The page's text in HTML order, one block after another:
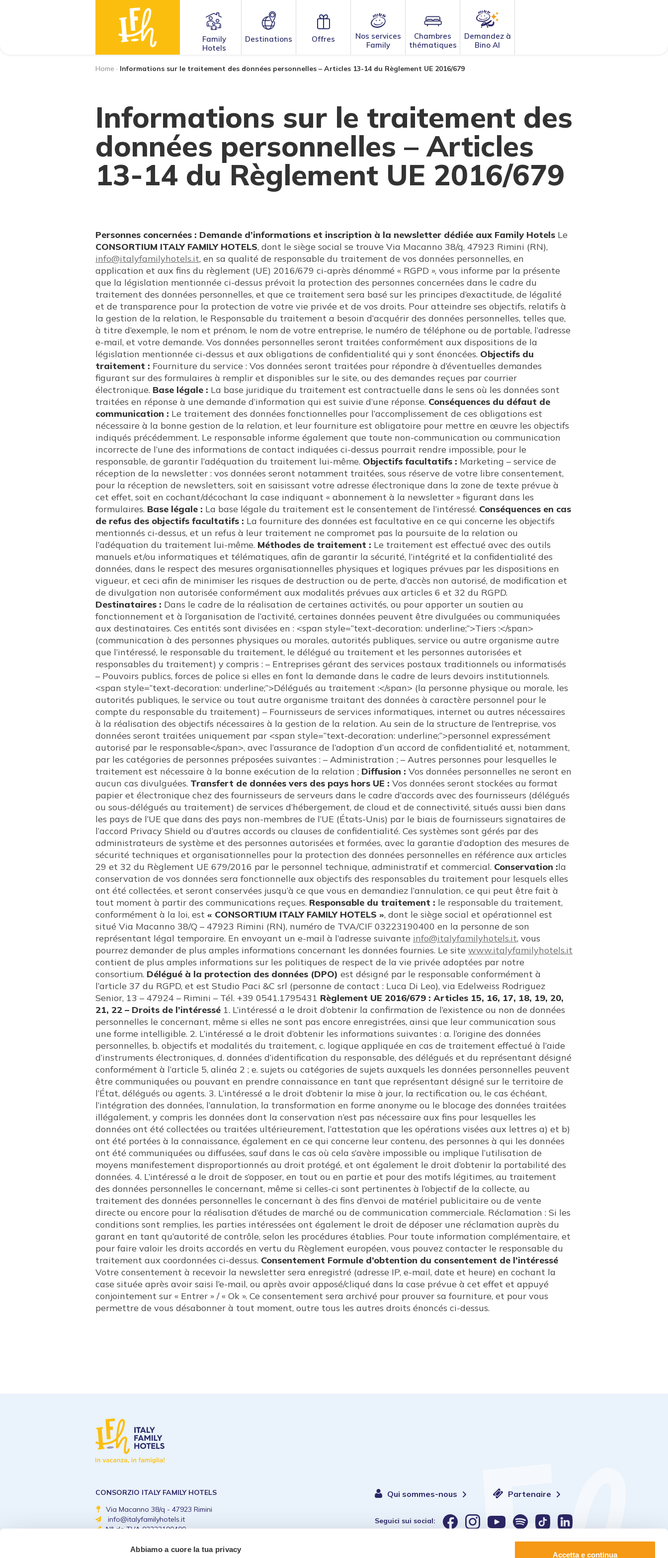
Abbiamo a cuore la tua privacy
Accetta e continua
Family
Hotels
Destinations Offres
Nos services
Family
Chambres
thématiques
Demandez à
Bino AI
Home · Informations sur le traitement des données personnelles – Articles 13-14 du Règlement UE 2016/679
Informations sur le traitement des
données personnelles – Articles
13-14 du Règlement UE 2016/679
Personnes concernées : Demande d’informations et inscription à la newsletter dédiée aux Family Hotels Le
CONSORTIUM ITALY FAMILY HOTELS, dont le siège social se trouve Via Macanno 38/q, 47923 Rimini (RN),
info@italyfamilyhotels.it, en sa qualité de responsable du traitement de vos données personnelles, en
application et aux fins du règlement (UE) 2016/679 ci-après dénommé « RGPD », vous informe par la présente
que la législation mentionnée ci-dessus prévoit la protection des personnes concernées dans le cadre du
traitement des données personnelles, et que ce traitement sera basé sur les principes d’exactitude, de légalité
et de transparence pour la protection de votre vie privée et de vos droits. Pour atteindre ses objectifs, relatifs à
la gestion de la relation, le Responsable du traitement a besoin d’acquérir des données personnelles, telles que,
à titre d’exemple, le nom et prénom, le nom de votre entreprise, le numéro de téléphone ou de portable, l’adresse
e-mail, et votre demande. Vos données personnelles seront traitées conformément aux dispositions de la
législation mentionnée ci-dessus et aux obligations de confidentialité qui y sont énoncées. Objectifs du
traitement : Fourniture du service : Vos données seront traitées pour répondre à d’éventuelles demandes
figurant sur des formulaires à remplir et disponibles sur le site, ou des demandes reçues par courrier
électronique. Base légale : La base juridique du traitement est contractuelle dans le sens où les données sont
traitées en réponse à une demande d’information qui est suivie d’une réponse. Conséquences du défaut de
communication : Le traitement des données fonctionnelles pour l’accomplissement de ces obligations est
nécessaire à la bonne gestion de la relation, et leur fourniture est obligatoire pour mettre en œuvre les objectifs
indiqués précédemment. Le responsable informe également que toute non-communication ou communication
incorrecte de l’une des informations de contact indiquées ci-dessus pourrait rendre impossible, pour le
responsable, de garantir l’adéquation du traitement lui-même. Objectifs facultatifs : Marketing – service de
réception de la newsletter : vos données seront notamment traitées, sous réserve de votre libre consentement,
pour la réception de newsletters, soit en saisissant votre adresse électronique dans la zone de texte prévue à
cet effet, soit en cochant/décochant la case indiquant « abonnement à la newsletter » figurant dans les
formulaires. Base légale : La base légale du traitement est le consentement de l’intéressé. Conséquences en cas
de refus des objectifs facultatifs : La fourniture des données est facultative en ce qui concerne les objectifs
mentionnés ci-dessus, et un refus à leur traitement ne compromet pas la poursuite de la relation ou
l’adéquation du traitement lui-même. Méthodes de traitement : Le traitement est effectué avec des outils
manuels et/ou informatiques et télématiques, afin de garantir la sécurité, l’intégrité et la confidentialité des
données, dans le respect des mesures organisationnelles physiques et logiques prévues par les dispositions en
vigueur, et ceci afin de minimiser les risques de destruction ou de perte, d’accès non autorisé, de modification et
de divulgation non autorisée conformément aux modalités prévues aux articles 6 et 32 du RGPD.
Destinataires : Dans le cadre de la réalisation de certaines activités, ou pour apporter un soutien au
fonctionnement et à l’organisation de l’activité, certaines données peuvent être divulguées ou communiquées
aux destinataires. Ces entités sont divisées en : <span style=”text-decoration: underline;”>Tiers :</span>
(communication à des personnes physiques ou morales, autorités publiques, service ou autre organisme autre
que l’intéressé, le responsable du traitement, le délégué au traitement et les personnes autorisées et
responsables du traitement) y compris : – Entreprises gérant des services postaux traditionnels ou informatisés
– Pouvoirs publics, forces de police si elles en font la demande dans le cadre de leurs devoirs institutionnels.
<span style=”text-decoration: underline;”>Délégués au traitement :</span> (la personne physique ou morale, les
autorités publiques, le service ou tout autre organisme traitant des données à caractère personnel pour le
compte du responsable du traitement) – Fournisseurs de services informatiques, internet ou autres nécessaires
à la réalisation des objectifs nécessaires à la gestion de la relation. Au sein de la structure de l’entreprise, vos
données seront traitées uniquement par <span style=”text-decoration: underline;”>personnel expressément
autorisé par le responsable</span>, avec l’assurance de l’adoption d’un accord de confidentialité et, notamment,
par les catégories de personnes préposées suivantes : – Administration ; – Autres personnes pour lesquelles le
traitement est nécessaire à la bonne exécution de la relation ; Diffusion : Vos données personnelles ne seront en
aucun cas divulguées. Transfert de données vers des pays hors UE : Vos données seront stockées au format
papier et électronique chez des fournisseurs de serveurs dans le cadre d’accords avec des fournisseurs (délégués
ou sous-délégués au traitement) de services d’hébergement, de cloud et de connectivité, situés aussi bien dans
les pays de l’UE que dans des pays non-membres de l’UE (États-Unis) par le biais de fournisseurs signataires de
l’accord Privacy Shield ou d’autres accords ou clauses de confidentialité. Ces systèmes sont gérés par des
administrateurs de système et des personnes autorisées et formées, avec la garantie d’adoption des mesures de
sécurité techniques et organisationnelles pour la protection des données personnelles en référence aux articles
29 et 32 du Règlement UE 679/2016 par le personnel technique, administratif et commercial. Conservation :la
conservation de vos données sera fonctionnelle aux objectifs des responsables du traitement pour lesquels elles
ont été collectées, et seront conservées jusqu’à ce que vous en demandiez l’annulation, ce qui peut être fait à
tout moment à partir des communications reçues. Responsable du traitement : le responsable du traitement,
conformément à la loi, est « CONSORTIUM ITALY FAMILY HOTELS », dont le siège social et opérationnel est
situé Via Macanno 38/Q – 47923 Rimini (RN), numéro de TVA/CIF 03223190400 en la personne de son
représentant légal temporaire. En envoyant un e-mail à l’adresse suivante info@italyfamilyhotels.it, vous
pourrez demander de plus amples informations concernant les données fournies. Le site www.italyfamilyhotels.it
contient de plus amples informations sur les politiques de respect de la vie privée adoptées par notre
consortium. Délégué à la protection des données (DPO) est désigné par le responsable conformément à
l’article 37 du RGPD, et est Studio Paci &C srl (personne de contact : Luca Di Leo), via Edelweiss Rodriguez
Senior, 13 – 47924 – Rimini – Tél. +39 0541.1795431 Règlement UE 2016/679 : Articles 15, 16, 17, 18, 19, 20,
21, 22 – Droits de l’intéressé 1. L’intéressé a le droit d’obtenir la confirmation de l’existence ou non de données
personnelles le concernant, même si elles ne sont pas encore enregistrées, ainsi que leur communication sous
une forme intelligible. 2. L’intéressé a le droit d’obtenir les informations suivantes : a. l’origine des données
personnelles, b. objectifs et modalités du traitement, c. logique appliquée en cas de traitement effectué à l’aide
d’instruments électroniques, d. données d’identification du responsable, des délégués et du représentant désigné
conformément à l’article 5, alinéa 2 ; e. sujets ou catégories de sujets auxquels les données personnelles peuvent
être communiquées ou pouvant en prendre connaissance en tant que représentant désigné sur le territoire de
l’État, délégués ou agents. 3. L’intéressé a le droit d’obtenir la mise à jour, la rectification ou, le cas échéant,
l’intégration des données, l’annulation, la transformation en forme anonyme ou le blocage des données traitées
illégalement, y compris les données dont la conservation n’est pas nécessaire aux fins pour lesquelles les
données ont été collectées ou traitées ultérieurement, l’attestation que les opérations visées aux lettres a) et b)
ont été portées à la connaissance, également en ce qui concerne leur contenu, des personnes à qui les données
ont été communiquées ou diffusées, sauf dans le cas où cela s’avère impossible ou implique l’utilisation de
moyens manifestement disproportionnés au droit protégé, et ont également le droit d’obtenir la portabilité des
données. 4. L’intéressé a le droit de s’opposer, en tout ou en partie et pour des motifs légitimes, au traitement
des données personnelles le concernant, même si celles-ci sont pertinentes à l’objectif de la collecte, au
traitement des données personnelles le concernant à des fins d’envoi de matériel publicitaire ou de vente
directe ou encore pour la réalisation d’études de marché ou de communication commerciale. Réclamation : Si les
conditions sont remplies, les parties intéressées ont également le droit de déposer une réclamation auprès du
garant en tant qu’autorité de contrôle, selon les procédures établies. Pour toute information complémentaire, et
pour faire valoir les droits accordés en vertu du Règlement européen, vous pouvez contacter le responsable du
traitement aux coordonnées ci-dessus. Consentement Formule d’obtention du consentement de l’intéressé
Votre consentement à recevoir la newsletter sera enregistré (adresse IP, e-mail, date et heure) en cochant la
case située après avoir saisi l’e-mail, ou après avoir apposé/cliqué dans la case prévue à cet effet et appuyé
conjointement sur « Entrer » / « Ok ». Ce consentement sera archivé pour prouver sa fourniture, et pour vous
permettre de vous désabonner à tout moment, outre tous les autres droits énoncés ci-dessus.
Qui sommes-nous Partenaire
Seguici sui social:
CONSORZIO ITALY FAMILY HOTELS
Via Macanno 38/q - 47923 Rimini
info@italyfamilyhotels.it
N° de TVA 03223190400